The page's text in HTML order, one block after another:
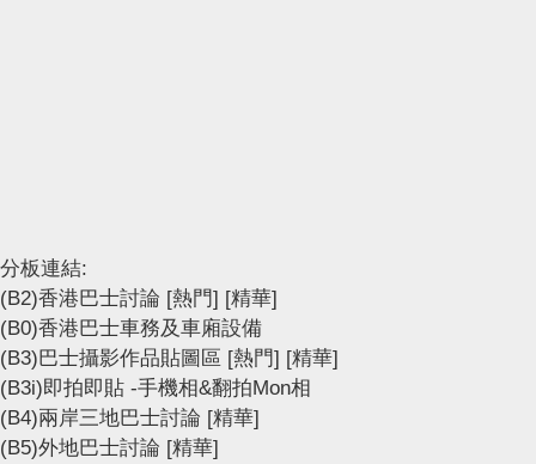
分板連結:
(B2)香港巴士討論 [熱門] [精華]
(B0)香港巴士車務及車廂設備
(B3)巴士攝影作品貼圖區 [熱門] [精華]
(B3i)即拍即貼 -手機相&翻拍Mon相
(B4)兩岸三地巴士討論 [精華]
(B5)外地巴士討論 [精華]